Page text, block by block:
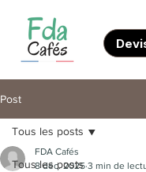
Post
Tous les posts
Tous les posts
FDA Cafés
8 déc. 2025 3 min de